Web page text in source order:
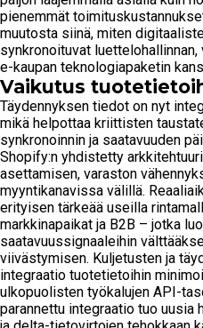
pienemmät
muutosta siinä, miten
synkronoituvat
e-kaupan teknologiapaketin
Vaikutus
Täydennyksen tiedot on nyt
mikä helpottaa kriittisten
synkronoinnin ja saatavuuden
Shopify:n yhdistetty
asettamisen, varaston
myyntikanavissa välillä.
erityisen tärkeää useilla
markkinapaikat ja B2B – jotka
saatavuussignaaleihin
viivästymisen. Kuljetusten ja
integraatio tuotetietoihin
ulkopuolisten työkalujen API-
parannettu integraatio tuo uusia